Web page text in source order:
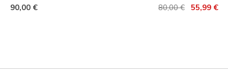
90,00 € Prix réduit de
80,00 €à 55,99 €